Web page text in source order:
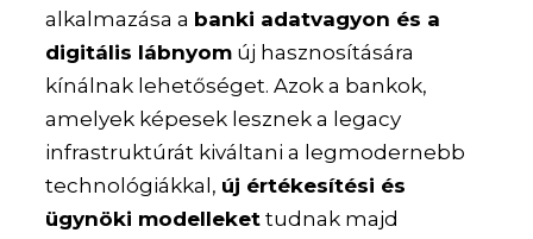
alkalmazása a banki adatvagyon és a
digitális lábnyom új hasznosítására
kínálnak lehetőséget. Azok a bankok,
amelyek képesek lesznek a legacy
infrastruktúrát kiváltani a legmodernebb
technológiákkal, új értékesítési és
ügynöki modelleket tudnak majd